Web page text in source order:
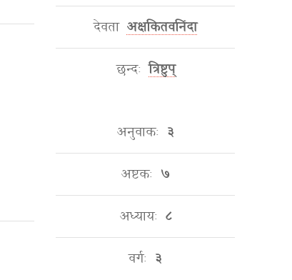
देवता अक्षकितवनिंदा
छन्दः त्रिष्टुप्
अनुवाकः ३
अष्टकः ७
अध्यायः ८
वर्गः ३